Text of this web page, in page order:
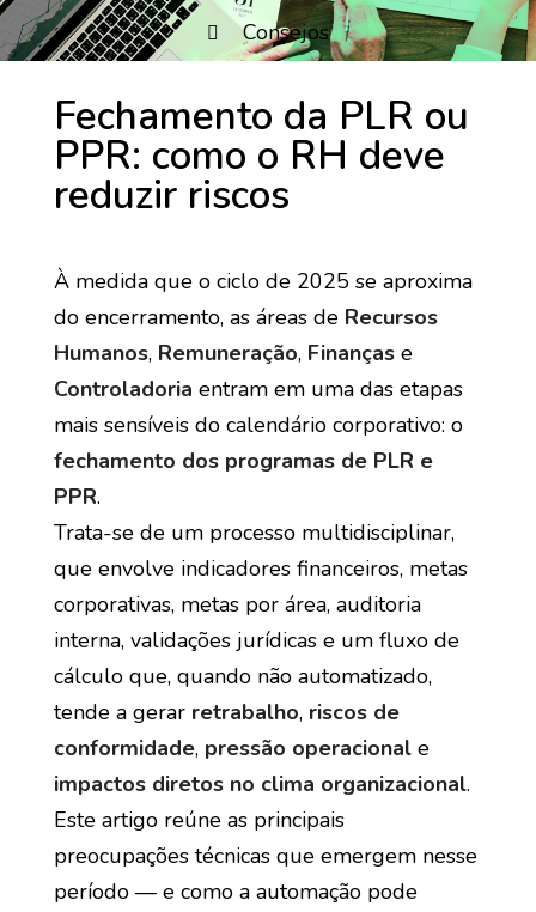
Consejos
Fechamento da PLR ou
PPR: como o RH deve
reduzir riscos
À medida que o ciclo de 2025 se aproxima
do encerramento, as áreas de Recursos
Humanos, Remuneração, Finanças e
Controladoria entram em uma das etapas
mais sensíveis do calendário corporativo: o
fechamento dos programas de PLR e
PPR.
Trata-se de um processo multidisciplinar,
que envolve indicadores financeiros, metas
corporativas, metas por área, auditoria
interna, validações jurídicas e um fluxo de
cálculo que, quando não automatizado,
tende a gerar retrabalho, riscos de
conformidade, pressão operacional e
impactos diretos no clima organizacional.
Este artigo reúne as principais
preocupações técnicas que emergem nesse
período — e como a automação pode